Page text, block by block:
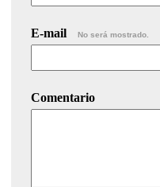
E-mail No será mostrado.
Comentario